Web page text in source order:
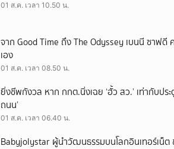
01 ส.ค. เวลา 10.50 น.
จาก Good Time ถึง The Odyssey เบนนี ซาฟดี
เอง
01 ส.ค. เวลา 08.50 น.
ยิ่งชีพกังวล หาก กกต.นิ่งเฉย ‘ฮั้ว สว.’ เท่ากับปร
ถนน’
01 ส.ค. เวลา 06.40 น.
Babyjolystar ผู้นำวัฒนธรรมบนโลกอินเทอร์เน็